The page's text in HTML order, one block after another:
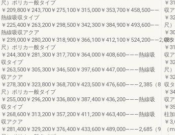
尺）ポリカ一般タイプ
￥209,800￥243,700￥275,100￥315,000￥353,700￥458,500――
熱線吸収タイプ
￥225,400￥263,200￥298,500￥342,300￥384,900￥493,600――
熱線吸収アクア
￥239,000￥280,200￥318,900￥366,100￥412,100￥524,200――2,085
尺）ポリカ一般タイプ
￥244,300￥281,300￥317,700￥364,000￥408,600―――熱線吸
収タイプ
￥263,500￥305,300￥346,500￥397,600￥447,000―――熱線吸
収アクア
￥278,300￥323,800￥368,700￥423,500￥476,600―――2,385（8
尺）ポリカ一般タイプ
￥255,000￥296,200￥336,800￥387,400￥436,200―――熱線吸
収タイプ
￥268,600￥313,200￥357,200￥411,200￥463,400―――熱線吸
収アクア
￥281,400￥329,200￥376,400￥433,600￥489,000―――2,685（9
￥
収
￥
尺
￥
収
￥
収
￥
尺
￥
収
￥
収
￥
柱
￥
（